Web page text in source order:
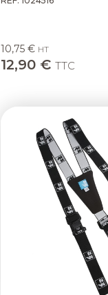
10,75 € HT
12,90 € TTC